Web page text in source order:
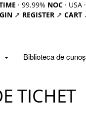
· 99.99% NOC · USA
↗ REGISTER ↗ CART
Biblioteca de
TICHET